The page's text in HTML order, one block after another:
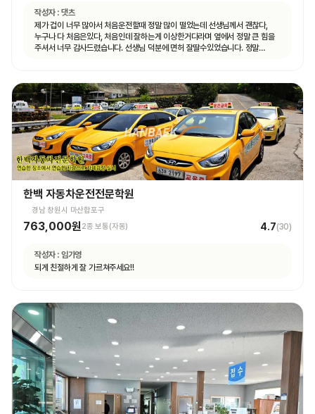
작성자 : 댓츠
제가 겁이 너무 많아서 처음운전할때 정말 많이 떨었는데 선생님께서 괜찮다,
누구나 다 처음은있다, 처음인데 잘하는게 이상한거다라며 옆에서 정말 큰 힘을
주셔서 너무 감사드렸습니다. 선생님 덕분에 면허 잘딸수있었습니다. 정말
한백 자동차운전전문학원
경남 창원시 마산합포구
763,000원2종 보통(자동) 4.7(30)
작성자 : 임가영
되게 친절하게 잘 가르쳐주세요!!